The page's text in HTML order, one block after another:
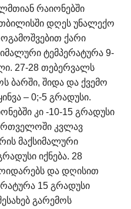
რაიონებში
დღეს უნალექო
ქარი
ტემპერატურა 9-
27-28 თებერვალს
ბარში, შიდა და ქვემო
– 0;-5 გრადუსი.
კი -10-15 გრადუსი
კვლავ
მაქსიმალური
იქნება. 28
და დღისით
15 გრადუსი
გარემოს